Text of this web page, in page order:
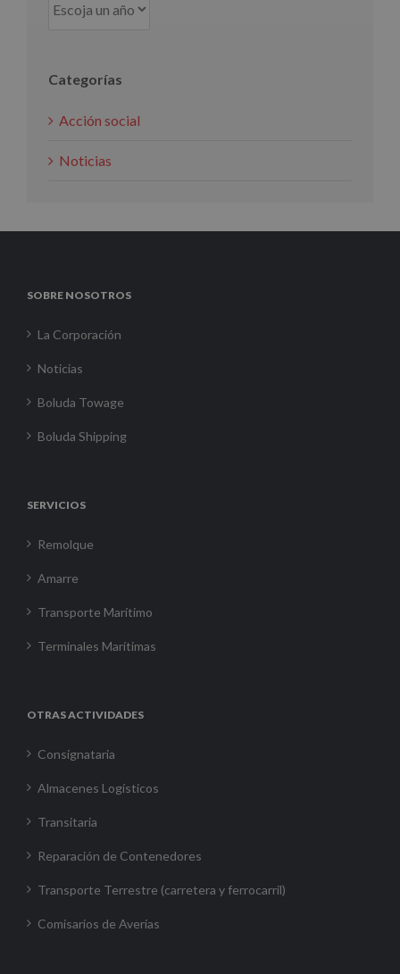
Categorías
Acción social
Noticias
SOBRE NOSOTROS
La Corporación
Noticias
Boluda Towage
Boluda Shipping
SERVICIOS
Remolque
Amarre
Transporte Marítimo
Terminales Marítimas
OTRAS ACTIVIDADES
Consignataria
Almacenes Logísticos
Transitaria
Reparación de Contenedores
Transporte Terrestre (carretera y ferrocarril)
Comisarios de Averías